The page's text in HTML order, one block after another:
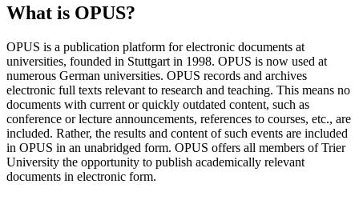
What is OPUS?
OPUS is a publication platform for electronic documents at
universities, founded in Stuttgart in 1998. OPUS is now used at
numerous German universities. OPUS records and archives
electronic full texts relevant to research and teaching. This means no
documents with current or quickly outdated content, such as
conference or lecture announcements, references to courses, etc., are
included. Rather, the results and content of such events are included
in OPUS in an unabridged form. OPUS offers all members of Trier
University the opportunity to publish academically relevant
documents in electronic form.